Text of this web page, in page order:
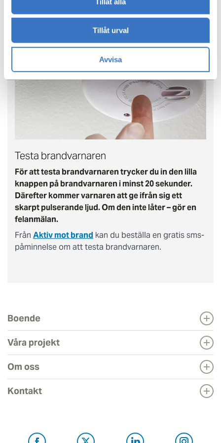
Tillåt urval
Avvisa
Testa brandvarnaren
För att testa brandvarnaren trycker du in den lilla
knappen på brandvarnaren i minst 20 sekunder.
Därefter kommer varnaren att ge ifrån sig ett
skarpt pulserande ljud. Om den inte låter – gör en
felanmälan.
Från Aktiv mot brand kan du beställa en gratis sms-
påminnelse om att testa brandvarnaren.
Boende
Våra projekt
Om oss
Kontakt